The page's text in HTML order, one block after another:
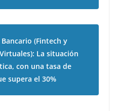
(Fintech y
La situación
con una tasa de
supera el 30%